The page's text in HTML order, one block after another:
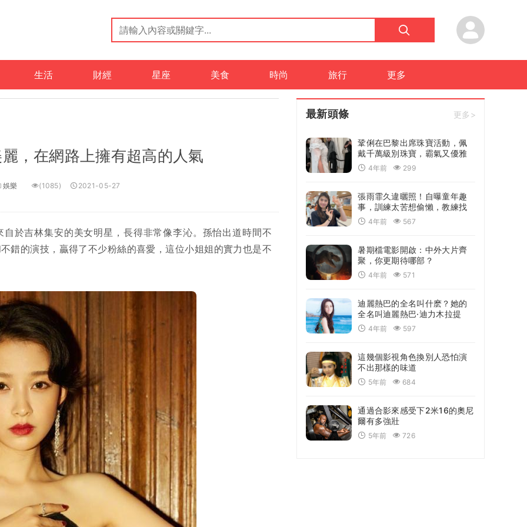
生活 財經 星座 美食 時尚 旅行 更多
，在網路上擁有超高的人氣
娛樂 (1085) 2021-05-27
於吉林集安的美女明星，長得非常像李沁。孫怡出道時間不
錯的演技，贏得了不少粉絲的喜愛，這位小姐姐的實力也是不
最新頭條 更多>
鞏俐在巴黎出席珠寶活動，佩
戴千萬級別珠寶，霸氣又優雅
得體4年前 299
張雨霏久違曬照！自曝童年趣
事，訓練太苦想偷懶，教練找
媽媽抓人
4年前 567
暑期檔電影開啟：中外大片齊
聚，你更期待哪部？
4年前 571
迪麗熱巴的全名叫什麽？她的
全名叫迪麗熱巴·迪力木拉提
4年前 597
這幾個影視角色換別人恐怕演
不出那樣的味道
5年前 684
通過合影來感受下2米16的奧尼
爾有多強壯
5年前 726